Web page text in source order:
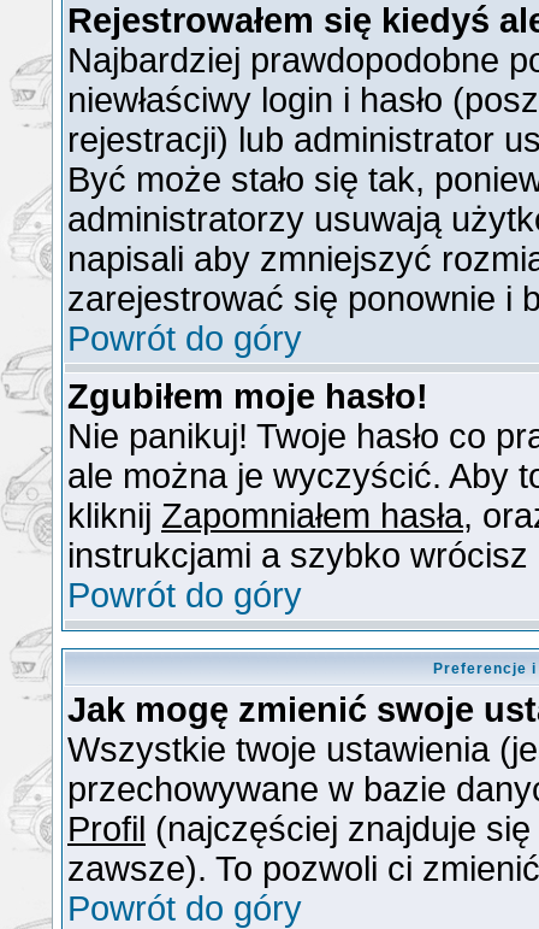
Rejestrowałem się kiedyś
Najbardziej prawdopodobne
niewłaściwy login i hasło
rejestracji) lub administrator
Być może stało się tak,
administratorzy usuwają
napisali aby zmniejszyć
zarejestrować się ponownie i
Powrót do góry
Zgubiłem moje hasło!
Nie panikuj! Twoje hasło co
ale można je wyczyścić. Aby
kliknij Zapomniałem hasła,
instrukcjami a szybko wrócisz
Powrót do góry
Preferencje
Jak mogę zmienić swoje
Wszystkie twoje ustawienia
przechowywane w bazie
Profil (najczęściej znajduje
zawsze). To pozwoli ci
Powrót do góry